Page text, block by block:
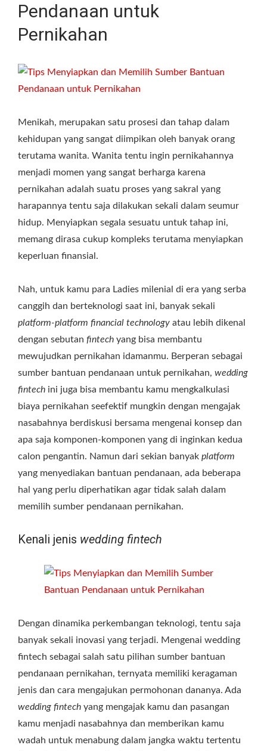
Pendanaan untuk
Pernikahan
Menikah, merupakan satu prosesi dan tahap dalam
kehidupan yang sangat diimpikan oleh banyak orang
terutama wanita. Wanita tentu ingin pernikahannya
menjadi momen yang sangat berharga karena
pernikahan adalah suatu proses yang sakral yang
harapannya tentu saja dilakukan sekali dalam seumur
hidup. Menyiapkan segala sesuatu untuk tahap ini,
memang dirasa cukup kompleks terutama menyiapkan
keperluan finansial.
Nah, untuk kamu para Ladies milenial di era yang serba
canggih dan berteknologi saat ini, banyak sekali
platform-platform financial technology atau lebih dikenal
dengan sebutan fintech yang bisa membantu
mewujudkan pernikahan idamanmu. Berperan sebagai
sumber bantuan pendanaan untuk pernikahan, wedding
fintech ini juga bisa membantu kamu mengkalkulasi
biaya pernikahan seefektif mungkin dengan mengajak
nasabahnya berdiskusi bersama mengenai konsep dan
apa saja komponen-komponen yang di inginkan kedua
calon pengantin. Namun dari sekian banyak platform
yang menyediakan bantuan pendanaan, ada beberapa
hal yang perlu diperhatikan agar tidak salah dalam
memilih sumber pendanaan pernikahan.
Kenali jenis wedding fintech
Dengan dinamika perkembangan teknologi, tentu saja
banyak sekali inovasi yang terjadi. Mengenai wedding
fintech sebagai salah satu pilihan sumber bantuan
pendanaan pernikahan, ternyata memiliki keragaman
jenis dan cara mengajukan permohonan dananya. Ada
wedding fintech yang mengajak kamu dan pasangan
kamu menjadi nasabahnya dan memberikan kamu
wadah untuk menabung dalam jangka waktu tertentu